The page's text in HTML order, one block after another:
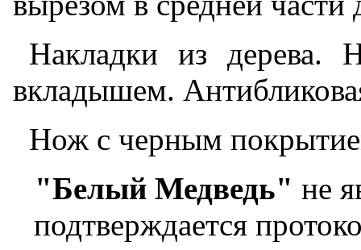
Накладки из дерева.
вкладышем.
Нож с черным
"Белый Медведь" не
подтверждается